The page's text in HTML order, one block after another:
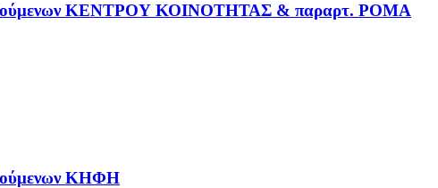
ΚΕΝΤΡΟΥ ΚΟΙΝΟΤΗΤΑΣ & παραρτ. ΡΟΜΑ
ΚΗΦΗ